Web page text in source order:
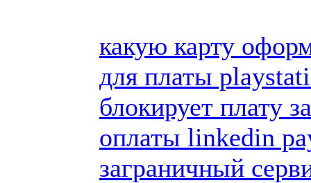
какую карту
для платы
блокирует плату
оплаты linkedin
заграничный